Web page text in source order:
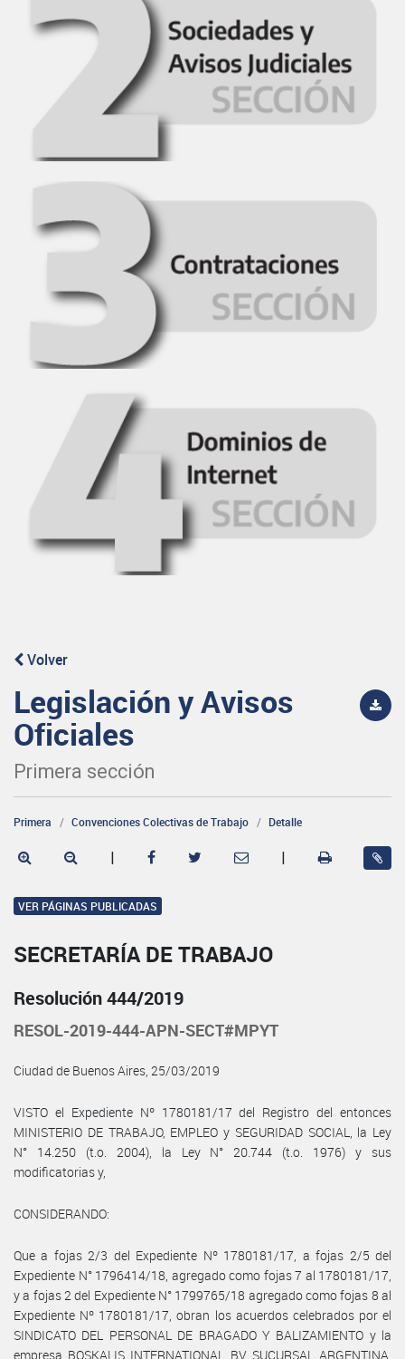
Volver
Legislación y Avisos
Oficiales
Primera sección
Primera Convenciones Colectivas de Trabajo Detalle
| |
VER PÁGINAS PUBLICADAS
SECRETARÍA DE TRABAJO
Resolución 444/2019
RESOL-2019-444-APN-SECT#MPYT
Ciudad de Buenos Aires, 25/03/2019
VISTO el Expediente Nº 1780181/17 del Registro del entonces
MINISTERIO DE TRABAJO, EMPLEO y SEGURIDAD SOCIAL, la Ley
N° 14.250 (t.o. 2004), la Ley N° 20.744 (t.o. 1976) y sus
modificatorias y,
CONSIDERANDO:
Que a fojas 2/3 del Expediente Nº 1780181/17, a fojas 2/5 del
Expediente N° 1796414/18, agregado como fojas 7 al 1780181/17,
y a fojas 2 del Expediente N° 1799765/18 agregado como fojas 8 al
Expediente Nº 1780181/17, obran los acuerdos celebrados por el
SINDICATO DEL PERSONAL DE BRAGADO Y BALIZAMIENTO y la
empresa BOSKALIS INTERNATIONAL BV SUCURSAL ARGENTINA,